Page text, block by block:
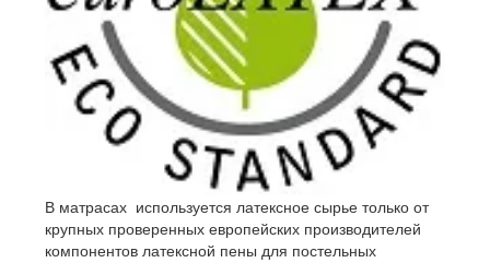
В матрасах используется латексное сырье только от
крупных проверенных европейских производителей
компонентов латексной пены для постельных